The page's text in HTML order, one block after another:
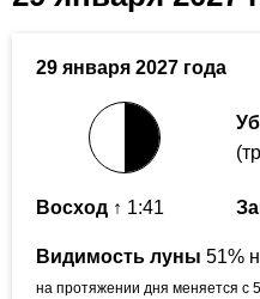
29 января 2027 года
Восход ↑ 1:41
Видимость луны 51%
на протяжении дня меняется с